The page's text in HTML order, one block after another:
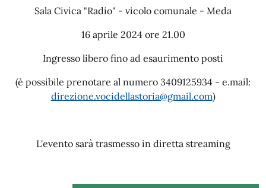
Sala Civica "Radio" - vicolo comunale - Meda
16 aprile 2024 ore 21.00
Ingresso libero fino ad esaurimento posti
(è possibile prenotare al numero 3409125934 - e.mail:
direzione.vocidellastoria@gmail.com)
L'evento sarà trasmesso in diretta streaming